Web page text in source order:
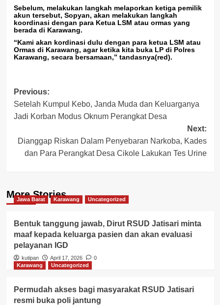
Sebelum, melakukan langkah melaporkan ketiga pemilik
akun tersebut, Sopyan, akan melakukan langkah
koordinasi dengan para Ketua LSM atau ormas yang
berada di Karawang.
“Kami akan kordinasi dulu dengan para ketua LSM atau
Ormas di Karawang, agar ketika kita buka LP di Polres
Karawang, secara bersamaan,” tandasnya(red).
Post
navigation
Previous:
Setelah Kumpul Kebo, Janda Muda dan Keluarganya
Jadi Korban Modus Oknum Perangkat Desa
Next:
Dianggap Riskan Dalam Penyebaran Narkoba, Kades
dan Para Perangkat Desa Cikole Lakukan Tes Urine
More Stories
Jawa Barat Karawang Uncategorized
Bentuk tanggung jawab, Dirut RSUD Jatisari minta
maaf kepada keluarga pasien dan akan evaluasi
pelayanan IGD
kutipan April 17, 2026
0
Karawang
Uncategorized
Permudah akses bagi masyarakat RSUD Jatisari
resmi buka poli jantung